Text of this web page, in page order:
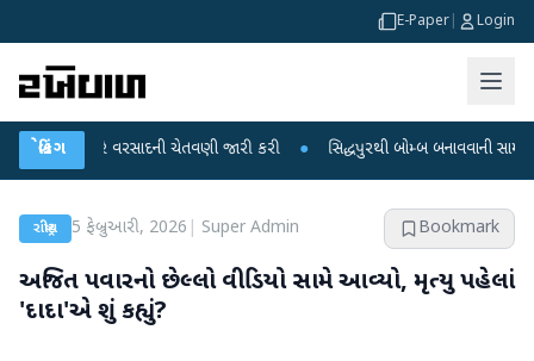
E-Paper Login
બ્રેકિંગ
ભારે વરસાદની ચેતવણી જારી કરી ● સિદ્ધપુરથી બોમ્બ બનાવવાની સામગ્રી સાથે
રાષ્ટ્રીય 5 ફેબ્રુઆરી, 2026 Super Admin Bookmark
અજિત પવારનો છેલ્લો વીડિયો સામે આવ્યો, મૃત્યુ પહેલાં
'દાદા'એ શું કહ્યું?